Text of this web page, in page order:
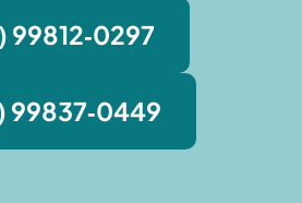
99812‑0297
99837‑0449